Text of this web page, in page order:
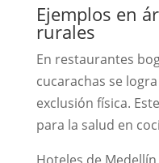
Ejemplos en
rurales
En restaurantes
cucarachas se
exclusión física. Este
para la salud en
Hoteles de